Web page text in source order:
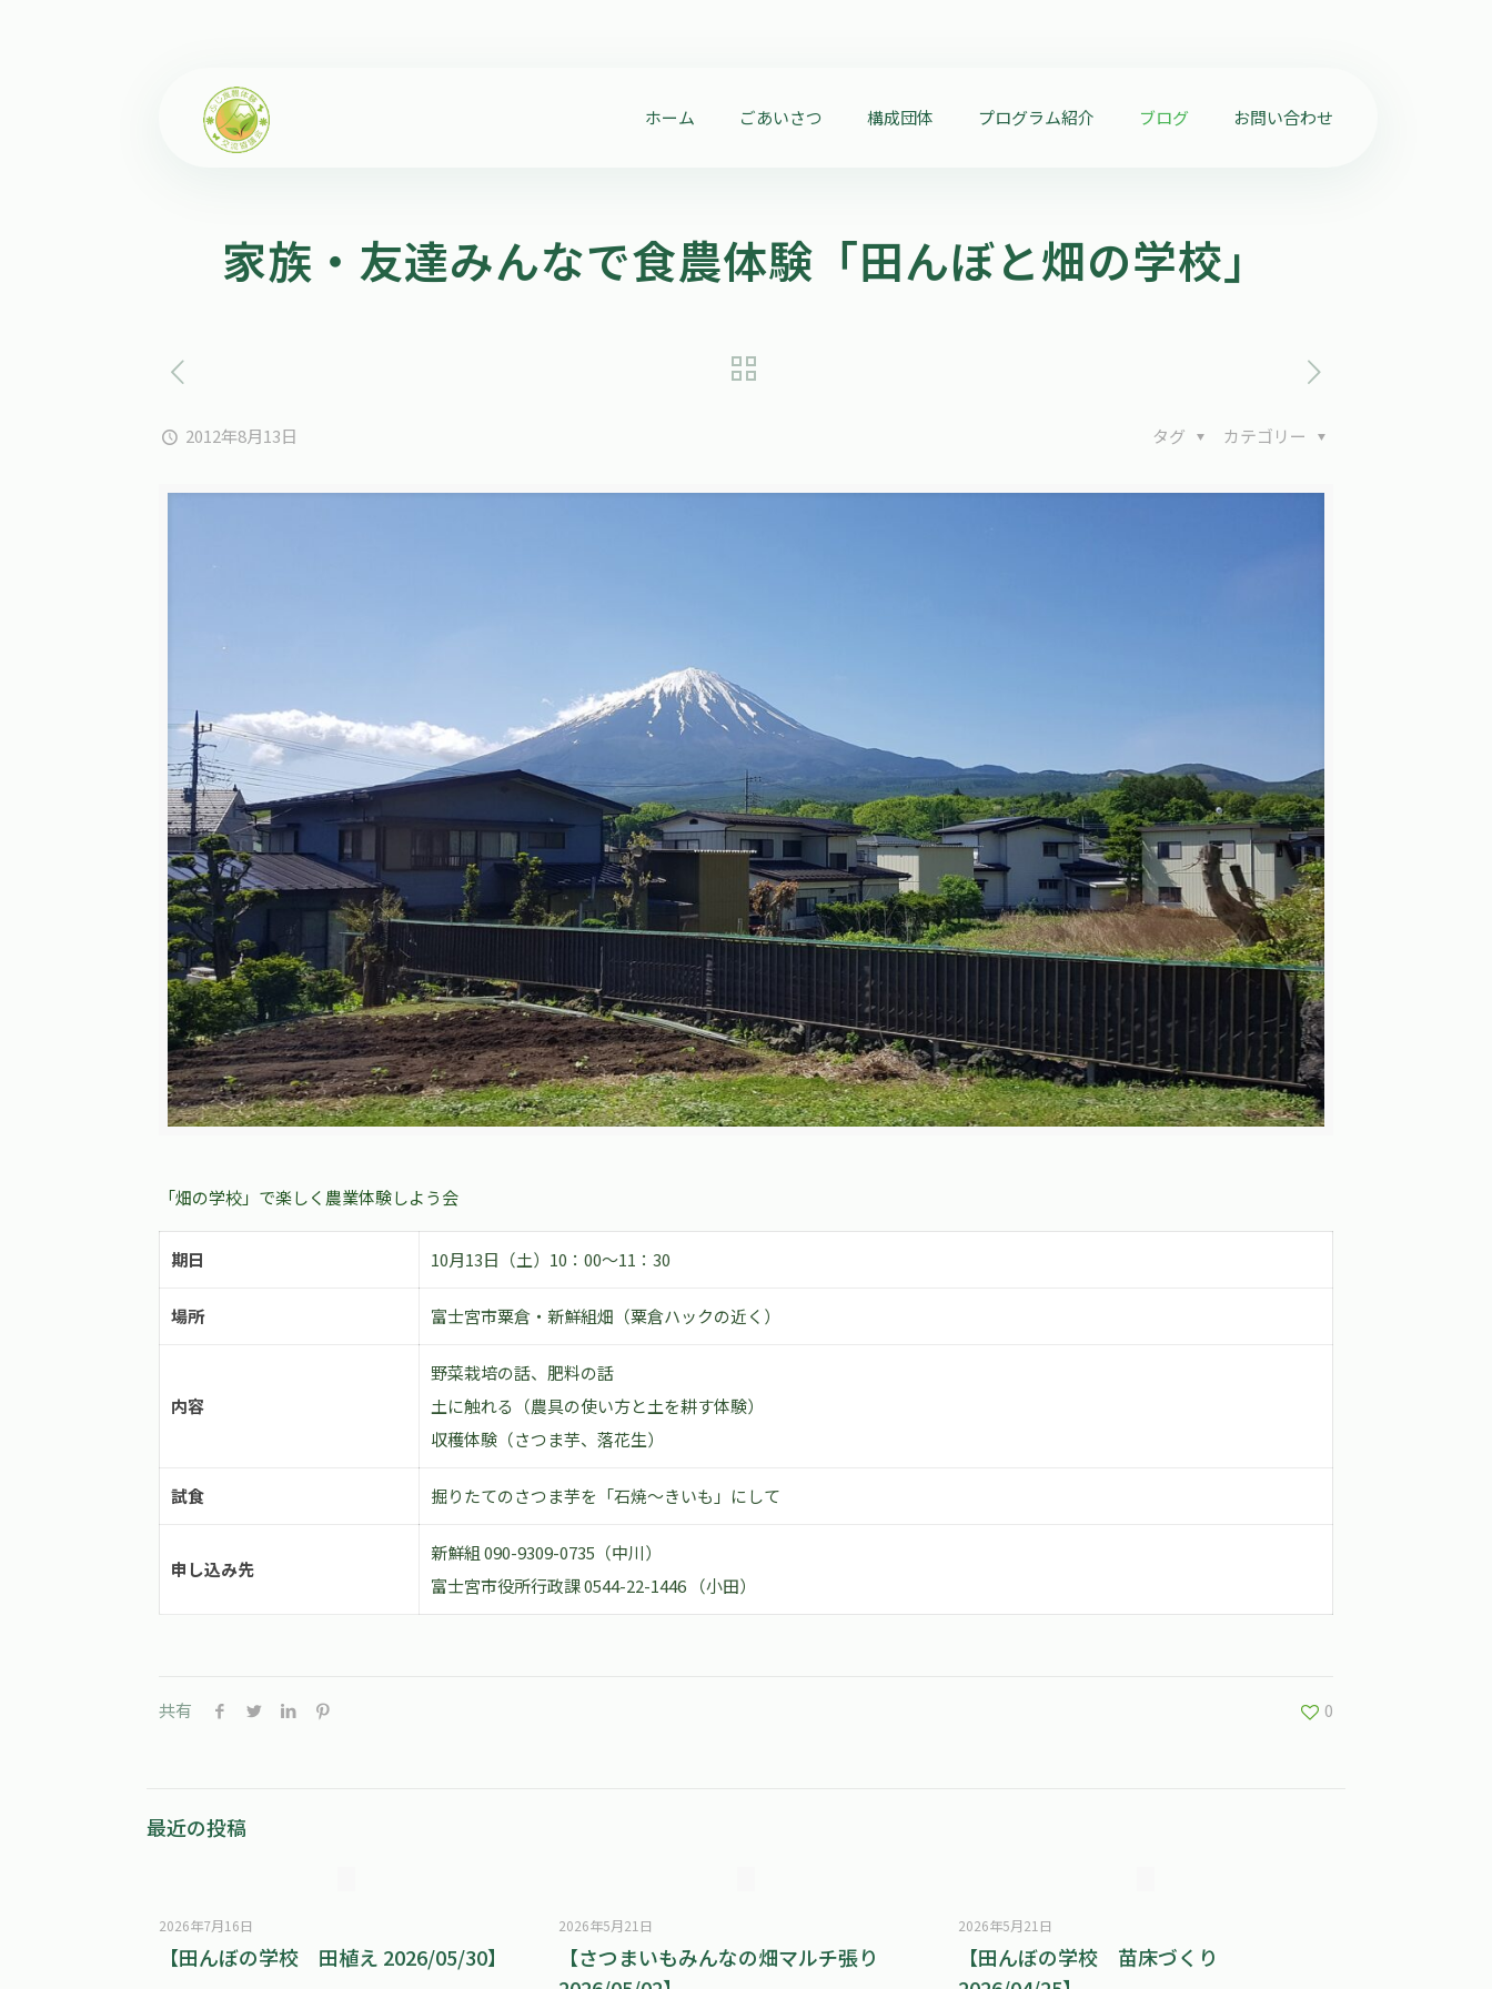
ホーム ごあいさつ 構成団体 プログラム紹介 ブログ お問い合わせ
家族・友達みんなで食農体験「田んぼと畑の学校」
2012年8月13日 カテゴリー
タグ
「畑の学校」で楽しく農業体験しよう会
期日 10月13日（土）10：00～11：30
場所 富士宮市粟倉・新鮮組畑（粟倉ハックの近く）
内容
野菜栽培の話、肥料の話
土に触れる（農具の使い方と土を耕す体験）
収穫体験（さつま芋、落花生）
試食 掘りたてのさつま芋を「石焼～きいも」にして
申し込み先
新鮮組 090-9309-0735（中川）
富士宮市役所行政課 0544-22-1446 （小田）
共有 0
最近の投稿
2026年7月16日
【田んぼの学校 田植え 2026/05/30】
2026年5月21日
【さつまいもみんなの畑マルチ張り
2026年5月21日
【田んぼの学校 苗床づくり